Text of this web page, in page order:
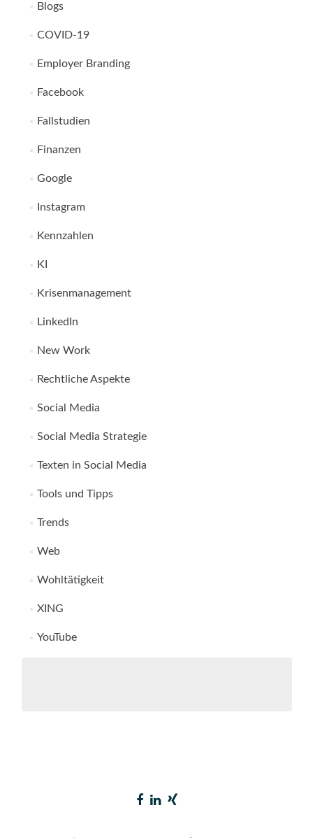
Blogs
COVID-19
Employer Branding
Facebook
Fallstudien
Finanzen
Google
Instagram
Kennzahlen
KI
Krisenmanagement
LinkedIn
New Work
Rechtliche Aspekte
Social Media
Social Media Strategie
Texten in Social Media
Tools und Tipps
Trends
Web
Wohltätigkeit
XING
YouTube